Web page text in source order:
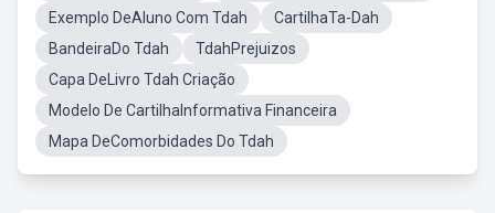
Exemplo DeAluno Com Tdah
CartilhaTa-Dah
BandeiraDo Tdah
TdahPrejuizos
Capa DeLivro Tdah Criação
Modelo De CartilhaInformativa Financeira
Mapa DeComorbidades Do Tdah